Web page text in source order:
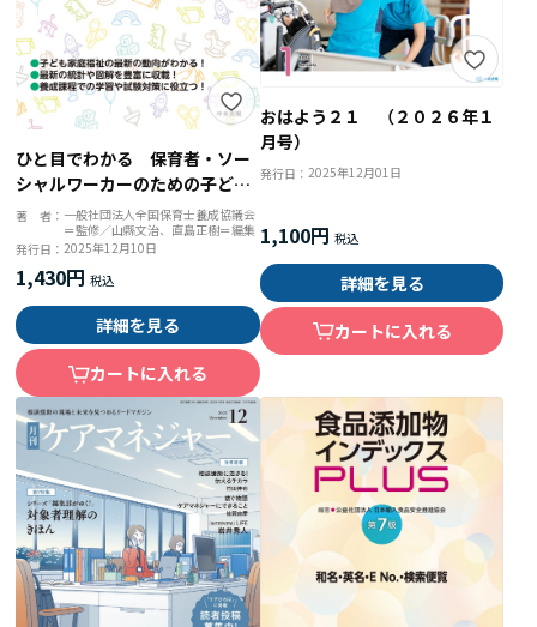
ひと目でわかる 保育者・ソー
シャルワーカーのための子ども
家庭福祉データブック２０２６
著 者： 一般社団法人全国保育士養成協議会
＝監修／山縣文治、直島正樹＝編集
発行日：2025年12月10日
1,430円
詳細を見る
カートに入れる
おはよう２１ （２０２６年１
月号）
発行日： 2025年12月01日
1,100円
詳細を見る
カートに入れる